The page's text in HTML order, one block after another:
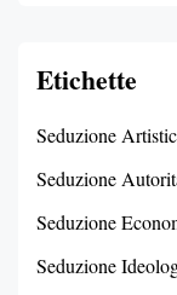
Etichette
Seduzione
Seduzione
Seduzione
Seduzione